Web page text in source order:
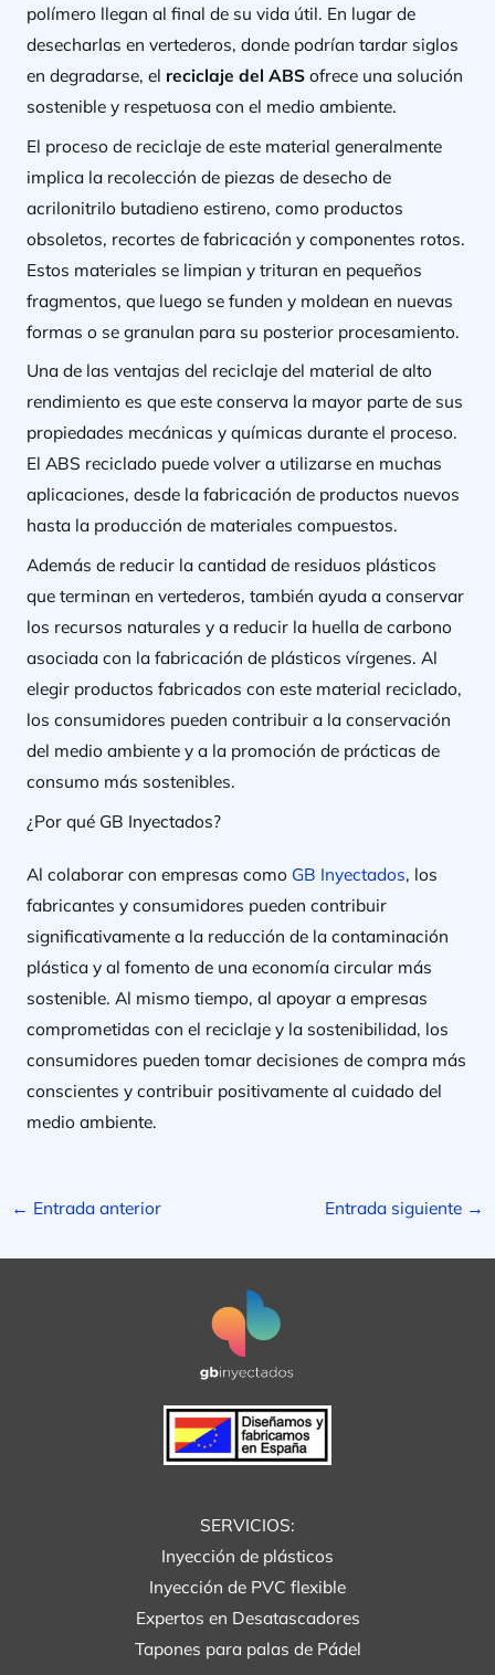
polímero llegan al final de su vida útil. En lugar de
desecharlas en vertederos, donde podrían tardar siglos
en degradarse, el reciclaje del ABS ofrece una solución
sostenible y respetuosa con el medio ambiente.
El proceso de reciclaje de este material generalmente
implica la recolección de piezas de desecho de
acrilonitrilo butadieno estireno, como productos
obsoletos, recortes de fabricación y componentes rotos.
Estos materiales se limpian y trituran en pequeños
fragmentos, que luego se funden y moldean en nuevas
formas o se granulan para su posterior procesamiento.
Una de las ventajas del reciclaje del material de alto
rendimiento es que este conserva la mayor parte de sus
propiedades mecánicas y químicas durante el proceso.
El ABS reciclado puede volver a utilizarse en muchas
aplicaciones, desde la fabricación de productos nuevos
hasta la producción de materiales compuestos.
Además de reducir la cantidad de residuos plásticos
que terminan en vertederos, también ayuda a conservar
los recursos naturales y a reducir la huella de carbono
asociada con la fabricación de plásticos vírgenes. Al
elegir productos fabricados con este material reciclado,
los consumidores pueden contribuir a la conservación
del medio ambiente y a la promoción de prácticas de
consumo más sostenibles.
¿Por qué GB Inyectados?
Al colaborar con empresas como GB Inyectados, los
fabricantes y consumidores pueden contribuir
significativamente a la reducción de la contaminación
plástica y al fomento de una economía circular más
sostenible. Al mismo tiempo, al apoyar a empresas
comprometidas con el reciclaje y la sostenibilidad, los
consumidores pueden tomar decisiones de compra más
conscientes y contribuir positivamente al cuidado del
medio ambiente.
← Entrada anterior Entrada siguiente →
SERVICIOS:
Inyección de plásticos
Inyección de PVC flexible
Expertos en Desatascadores
Tapones para palas de Pádel